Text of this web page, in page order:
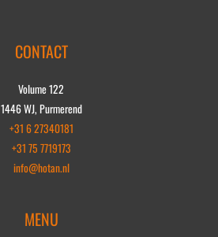
CONTACT
Volume 122
1446 WJ, Purmerend
+31 6 27340181
+31 75 7719173
info@hotan.nl
MENU